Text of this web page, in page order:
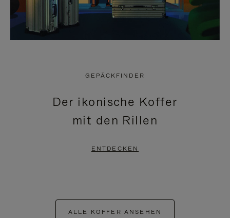
GEPÄCKFINDER
Der ikonische Koffer
mit den Rillen
ENTDECKEN
ALLE KOFFER ANSEHEN